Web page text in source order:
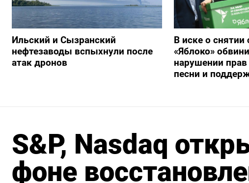
Ильский и Сызранский
нефтезаводы вспыхнули после
атак дронов
В иске о
«Яблоко»
нарушении прав
песни и
S&P, Nasdaq
фоне